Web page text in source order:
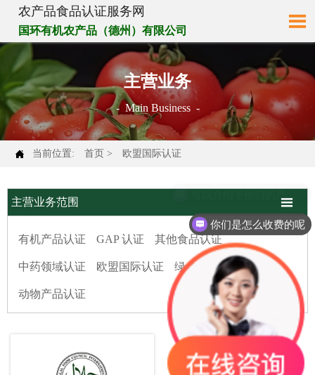
农产品食品认证服务网
国环有机农产品（德州）有限公司 
主营业务
- Main Business -
 当前位置: 首页 > 欧盟国际认证
主营业务范围 
有机产品认证 GAP 认证 其他食品认证
中药领域认证 欧盟国际认证 绿色地标原产地
动物产品认证
你们是怎么收费的呢